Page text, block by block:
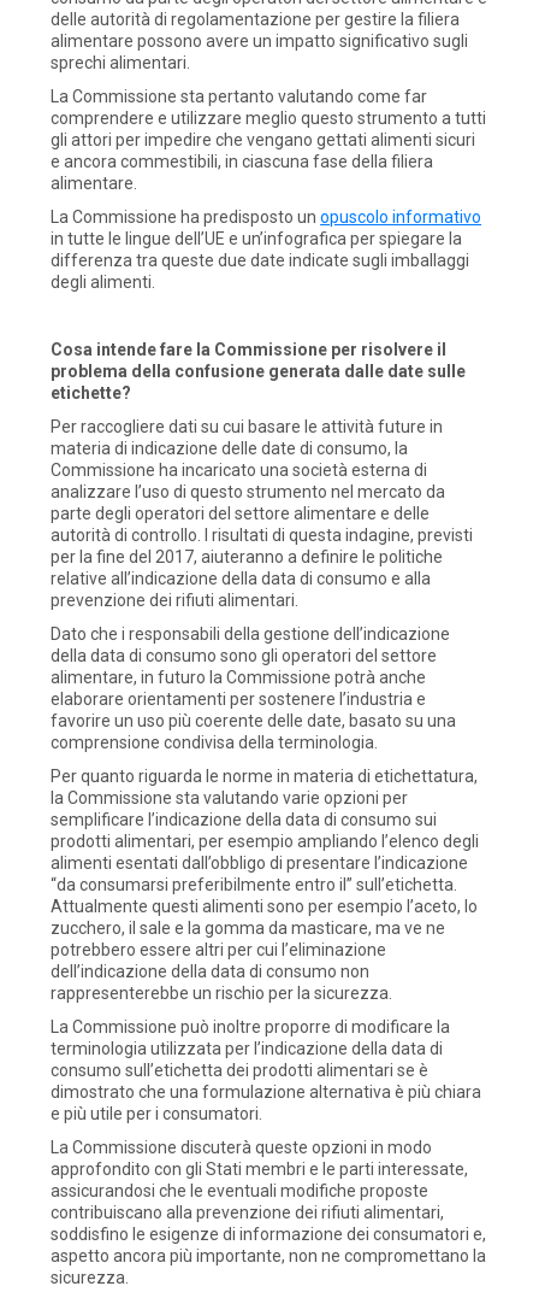
delle autorità di regolamentazione per gestire la filiera
alimentare possono avere un impatto significativo sugli
sprechi alimentari.
La Commissione sta pertanto valutando come far
comprendere e utilizzare meglio questo strumento a tutti
gli attori per impedire che vengano gettati alimenti sicuri
e ancora commestibili, in ciascuna fase della filiera
alimentare.
La Commissione ha predisposto unopuscolo informativo
in tutte le lingue dell’UE e un’infografica per spiegare la
differenza tra queste due date indicate sugli imballaggi
degli alimenti.
Cosa intende fare la Commissione per risolvere il
problema della confusione generata dalle date sulle
etichette?
Per raccogliere dati su cui basare le attività future in
materia di indicazione delle date di consumo, la
Commissione ha incaricato una società esterna di
analizzare l’uso di questo strumento nel mercato da
parte degli operatori del settore alimentare e delle
autorità di controllo. I risultati di questa indagine, previsti
per la fine del 2017, aiuteranno a definire le politiche
relative all’indicazione della data di consumo e alla
prevenzione dei rifiuti alimentari.
Dato che i responsabili della gestione dell’indicazione
della data di consumo sono gli operatori del settore
alimentare, in futuro la Commissione potrà anche
elaborare orientamenti per sostenere l’industria e
favorire un uso più coerente delle date, basato su una
comprensione condivisa della terminologia.
Per quanto riguarda le norme in materia di etichettatura,
la Commissione sta valutando varie opzioni per
semplificare l’indicazione della data di consumo sui
prodotti alimentari, per esempio ampliando l’elenco degli
alimenti esentati dall’obbligo di presentare l’indicazione
“da consumarsi preferibilmente entro il” sull’etichetta.
Attualmente questi alimenti sono per esempio l’aceto, lo
zucchero, il sale e la gomma da masticare, ma ve ne
potrebbero essere altri per cui l’eliminazione
dell’indicazione della data di consumo non
rappresenterebbe un rischio per la sicurezza.
La Commissione può inoltre proporre di modificare la
terminologia utilizzata per l’indicazione della data di
consumo sull’etichetta dei prodotti alimentari se è
dimostrato che una formulazione alternativa è più chiara
e più utile per i consumatori.
La Commissione discuterà queste opzioni in modo
approfondito con gli Stati membri e le parti interessate,
assicurandosi che le eventuali modifiche proposte
contribuiscano alla prevenzione dei rifiuti alimentari,
soddisfino le esigenze di informazione dei consumatori e,
aspetto ancora più importante, non ne compromettano la
sicurezza.